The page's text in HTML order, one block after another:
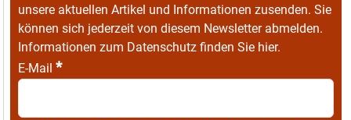
unsere aktuellen Artikel und Informationen zusenden. Sie
können sich jederzeit von diesem Newsletter abmelden.
Informationen zum Datenschutz finden Sie hier.
E-Mail *